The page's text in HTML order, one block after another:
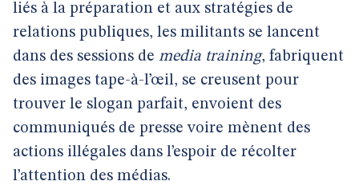
liés à la préparation et aux stratégies de
relations publiques, les militants se lancent
dans des sessions de media training, fabriquent
des images tape-à-l’œil, se creusent pour
trouver le slogan parfait, envoient des
communiqués de presse voire mènent des
actions illégales dans l’espoir de récolter
l’attention des médias.